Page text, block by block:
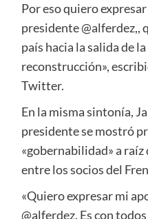
Por eso quiero
presidente @alferdez,,
país hacia la salida de
reconstrucción»,
Twitter.
En la misma sintonía,
presidente se mostró
«gobernabilidad» a
entre los socios del
«Quiero expresar mi
@alferdez. Es con